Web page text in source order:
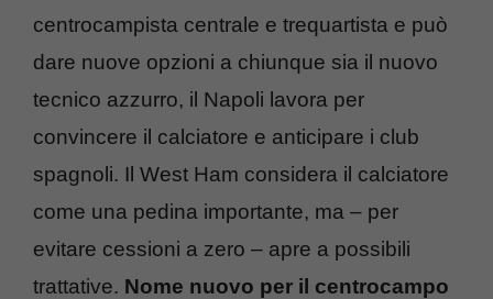
centrocampista centrale e trequartista e può
dare nuove opzioni a chiunque sia il nuovo
tecnico azzurro, il Napoli lavora per
convincere il calciatore e anticipare i club
spagnoli. Il West Ham considera il calciatore
come una pedina importante, ma – per
evitare cessioni a zero – apre a possibili
trattative. Nome nuovo per il centrocampo